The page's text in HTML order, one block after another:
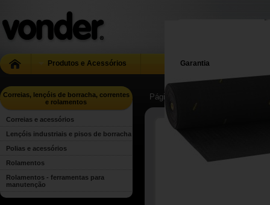
Produtos e Acessórios Garantia
Correias, lençóis de borracha, correntes
e rolamentos
Correias e acessórios
Lençóis industriais e pisos de borracha
Polias e acessórios
Rolamentos
Rolamentos - ferramentas para
manutenção
Página Inicial